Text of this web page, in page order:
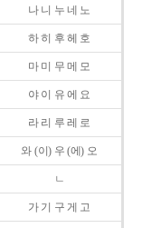
나 니 누 네 노
하 히 후 헤 호
마 미 무 메 모
야 이 유 에 요
라 리 루 레 로
와 (이) 우 (에) 오
ㄴ
가 기 구 게 고